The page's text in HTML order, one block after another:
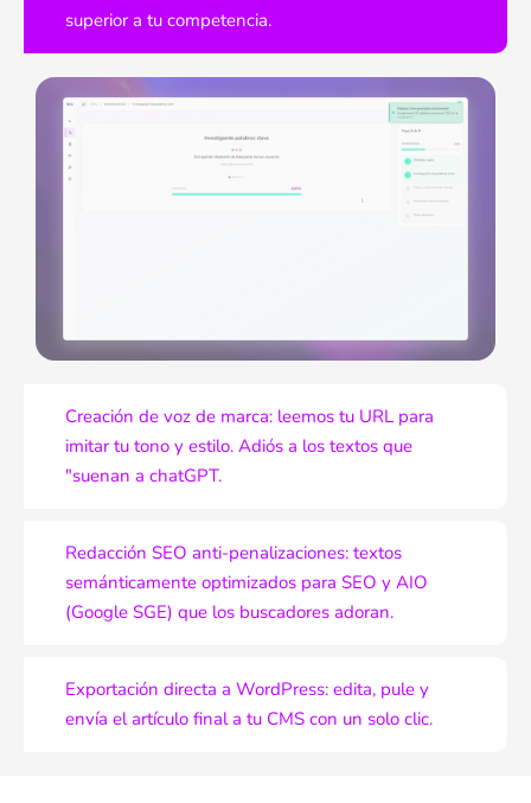
superior a tu competencia.
Creación de voz de marca: leemos tu URL para
imitar tu tono y estilo. Adiós a los textos que
"suenan a chatGPT.
Redacción SEO anti-penalizaciones: textos
semánticamente optimizados para SEO y AIO
(Google SGE) que los buscadores adoran.
Exportación directa a WordPress: edita, pule y
envía el artículo final a tu CMS con un solo clic.